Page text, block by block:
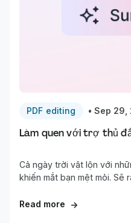
PDF editing • Sep 29,
Làm quen với trợ thủ
Cả ngày trời vật lộn với
khiến mắt bạn mệt mỏi. Sẽ
Read more
→